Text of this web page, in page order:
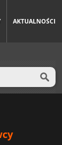
AKTUALNOŚCI